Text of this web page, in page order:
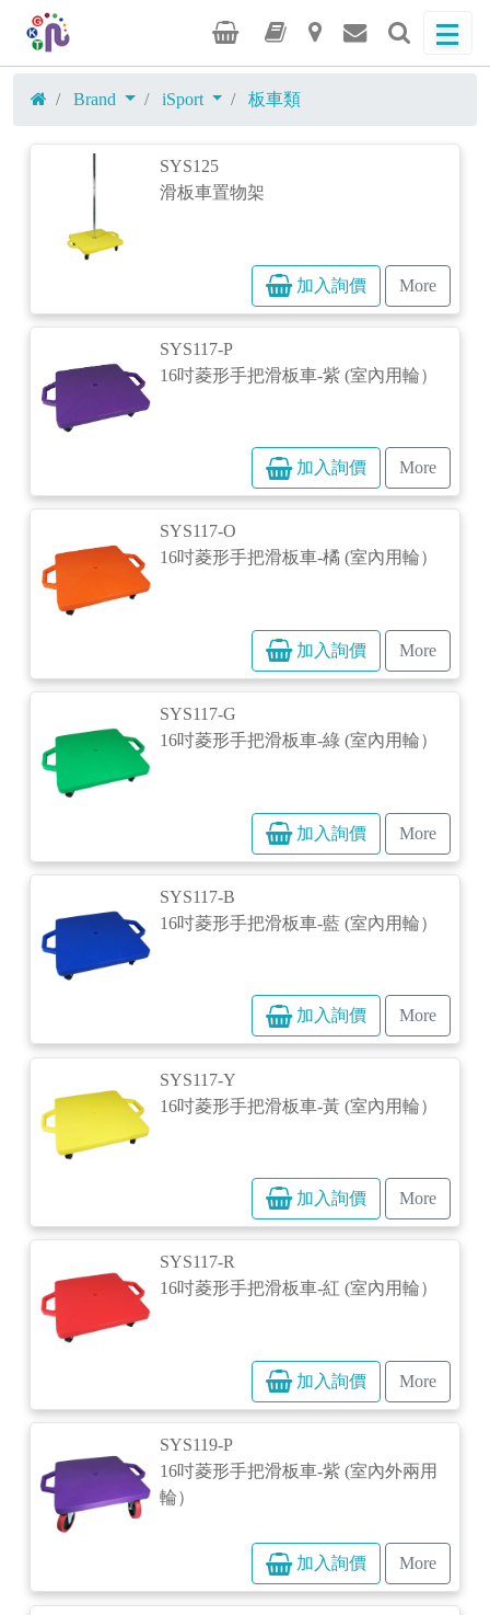
Brand iSport 板車類
SYS125
滑板車置物架
加入詢價 More
SYS117-P
16吋菱形手把滑板車-紫 (室內用輪）
加入詢價 More
SYS117-O
16吋菱形手把滑板車-橘 (室內用輪）
加入詢價 More
SYS117-G
16吋菱形手把滑板車-綠 (室內用輪）
加入詢價 More
SYS117-B
16吋菱形手把滑板車-藍 (室內用輪）
加入詢價 More
SYS117-Y
16吋菱形手把滑板車-黃 (室內用輪）
加入詢價 More
SYS117-R
16吋菱形手把滑板車-紅 (室內用輪）
加入詢價 More
SYS119-P
16吋菱形手把滑板車-紫 (室內外兩用
輪）
加入詢價 More